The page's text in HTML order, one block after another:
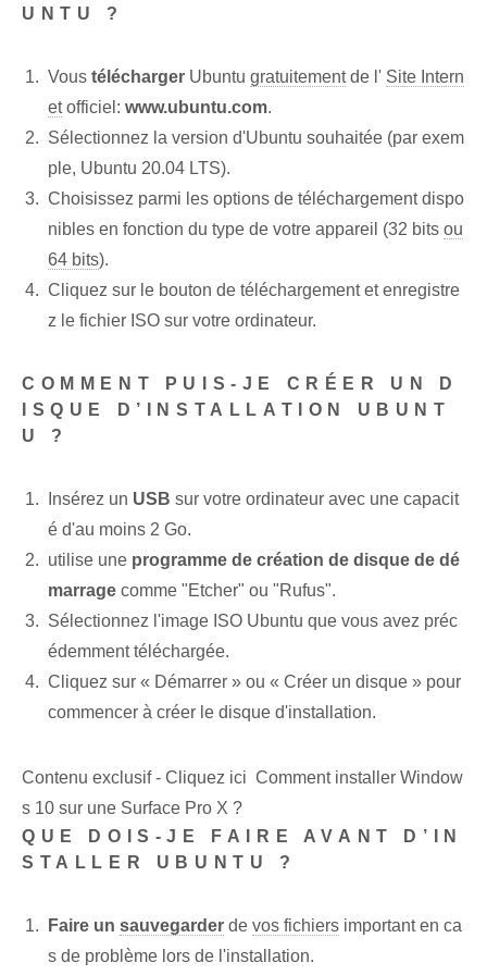
UNTU ?
Vous télécharger Ubuntu gratuitementde l' Site Intern
etofficiel: www.ubuntu.com.
Sélectionnez la version d'Ubuntu souhaitée (par exem
ple, Ubuntu 20.04 LTS).
Choisissez parmi les options de téléchargement dispo
nibles en fonction du type de votre appareil (32 bits ou
64 bits).
Cliquez sur le bouton de téléchargement et enregistre
z le fichier ISO sur votre ordinateur.
COMMENT PUIS-JE CRÉER UN D
ISQUE D’INSTALLATION UBUNT
U ?
Insérez un USB sur votre ordinateur avec une capacit
é d'au moins 2 Go.
utilise une programme de création de disque de dé
marrage comme "Etcher" ou "Rufus".
Sélectionnez l'image ISO Ubuntu que vous avez préc
édemment téléchargée.
Cliquez sur « Démarrer » ou « Créer un disque » pour
commencer à créer le disque d'installation.
Contenu exclusif - Cliquez ici Comment installer Window
s 10 sur une Surface Pro X ?
QUE DOIS-JE FAIRE AVANT D’IN
STALLER UBUNTU ?
Faire un sauvegarder de vos fichiers important en ca
s de problème lors de l'installation.